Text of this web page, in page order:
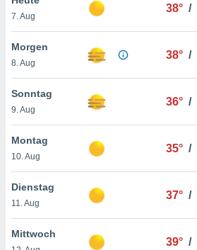
oder
Partner
es uns
das
der
Profil zu
Ihnen
finden
. Sie
jederzeit
7. Aug
38° /
Morgen
8. Aug
38° /
Sonntag
9. Aug
36° /
Montag
10. Aug
35° /
Dienstag
11. Aug
37° /
Mittwoch
39° /